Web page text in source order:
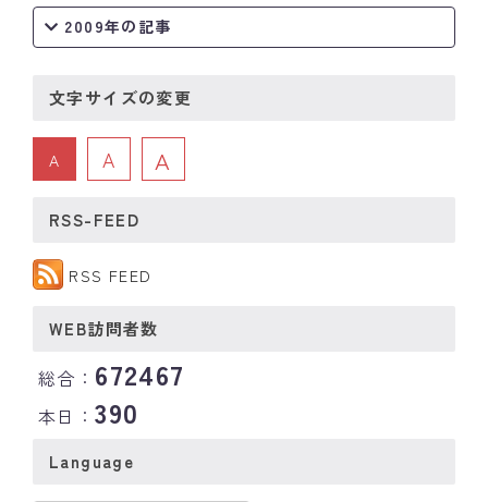
2009年の記事
文字サイズの変更
A A A
RSS-FEED
RSS FEED
WEB訪問者数
総合： 672467
本日：390
Language